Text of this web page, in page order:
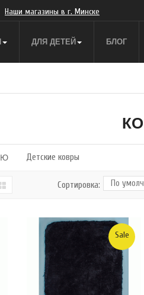
ДЛЯ ДЕТЕЙ БЛОГ
Наши магазины в г. Минске
Детские ковры
Сортировка:
Sale